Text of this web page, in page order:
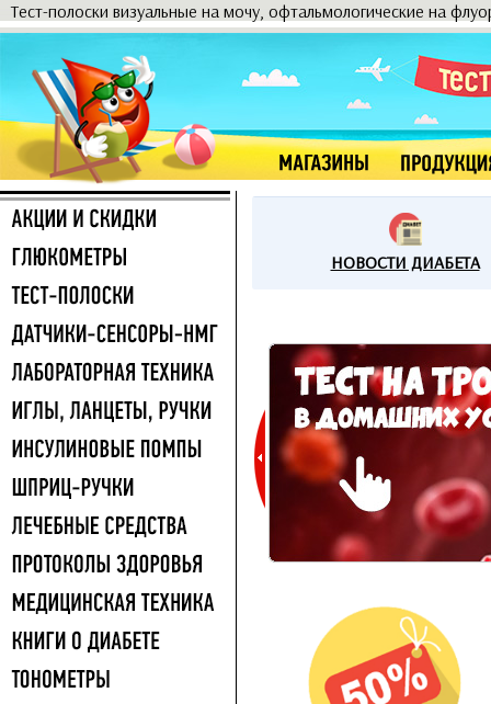
Тест-полоски визуальные на мочу, офтальмологические на
НОВОСТИ ДИАБЕТА